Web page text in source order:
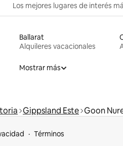
Los mejores lugares de interés
Ballarat
Alquileres vacacionales
Mostrar más
Gippsland Este Goon
Términos